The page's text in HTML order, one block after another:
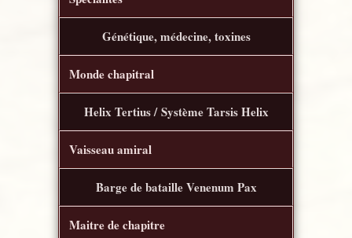
Génétique, médecine, toxines
Monde chapitral
Helix Tertius / Système Tarsis Helix
Vaisseau amiral
Barge de bataille Venenum Pax
Maitre de chapitre